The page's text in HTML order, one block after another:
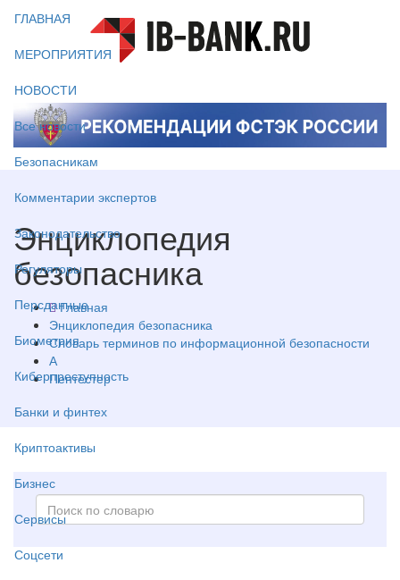
ГЛАВНАЯ
МЕРОПРИЯТИЯ
НОВОСТИ
Все новости
Безопасникам
Комментарии экспертов
Законодательство
Регуляторы
Персданные
Биометрия
Киберпреступность
Банки и финтех
Криптоактивы
Бизнес
Сервисы
Соцсети
Энциклопедия
безопасника
Главная
Энциклопедия безопасника
Словарь терминов по информационной безопасности
А
Пентестер